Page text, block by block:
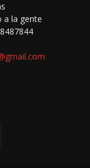
a la gente